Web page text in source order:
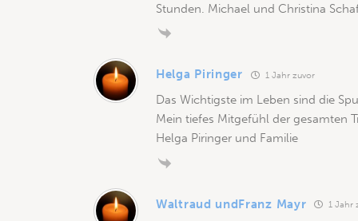
Stunden. Michael und Christina
Helga Piringer 1 Jahr zuvor
Das Wichtigste im Leben sind die
Mein tiefes Mitgefühl der gesamten
Helga Piringer und Familie
Waltraud undFranz Mayr 1 Jahr